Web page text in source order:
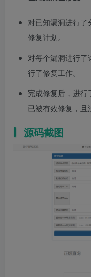
对已知漏洞进行
修复计划。
对每个漏洞进行了
行了修复工作。
完成修复后，进
已被有效修复，且
源码截图